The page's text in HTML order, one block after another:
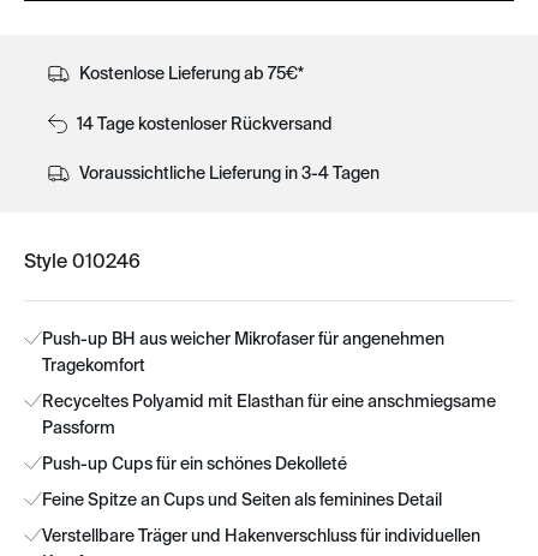
Kostenlose Lieferung ab 75€*
14 Tage kostenloser Rückversand
Voraussichtliche Lieferung in 3-4 Tagen
Style 010246
Push-up BH aus weicher Mikrofaser für angenehmen
Tragekomfort
Recyceltes Polyamid mit Elasthan für eine anschmiegsame
Passform
Push-up Cups für ein schönes Dekolleté
Feine Spitze an Cups und Seiten als feminines Detail
Verstellbare Träger und Hakenverschluss für individuellen